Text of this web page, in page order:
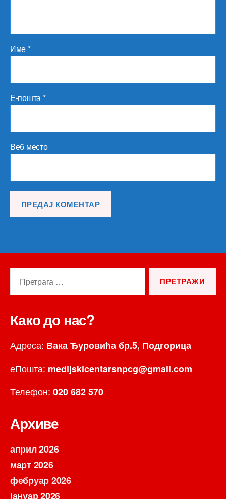
Име*
Е-пошта*
Веб место
Како до нас?
Адреса: Вака Ђуровића бр.5, Подгорица
еПошта: medijskicentarsnpcg@gmail.com
Телефон: 020 682 570
Архиве
април 2026
март 2026
фебруар 2026
јануар 2026